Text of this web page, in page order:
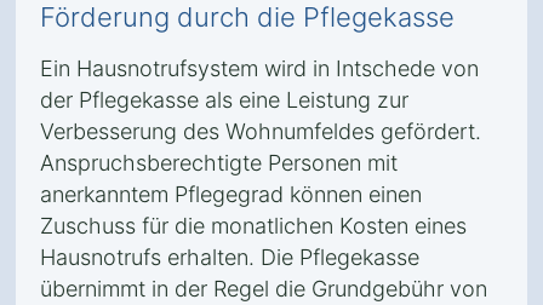
Förderung durch die Pflegekasse
Ein Hausnotrufsystem wird in Intschede von
der Pflegekasse als eine Leistung zur
Verbesserung des Wohnumfeldes gefördert.
Anspruchsberechtigte Personen mit
anerkanntem Pflegegrad können einen
Zuschuss für die monatlichen Kosten eines
Hausnotrufs erhalten. Die Pflegekasse
übernimmt in der Regel die Grundgebühr von